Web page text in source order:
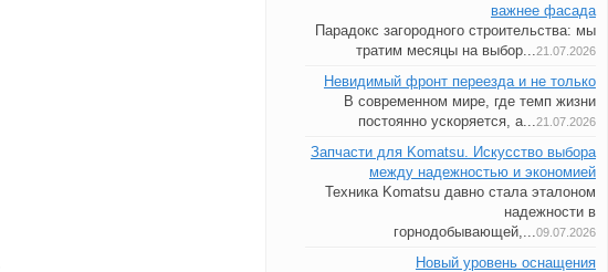
важнее фасада
Парадокс загородного строительства: мы
тратим месяцы на выбор...21.07.2026
Невидимый фронт переезда и не только
В современном мире, где темп жизни
постоянно ускоряется, а...21.07.2026
Запчасти для Komatsu. Искусство выбора
между надежностью и экономией
Техника Komatsu давно стала эталоном
надежности в
горнодобывающей,...09.07.2026
Новый уровень оснащения